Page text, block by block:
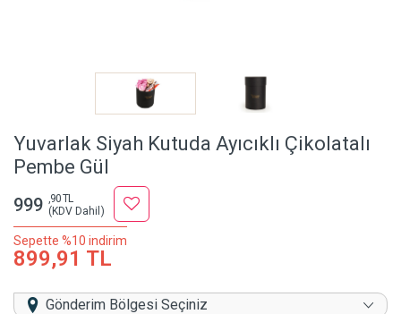
Yuvarlak Siyah Kutuda Ayıcıklı Çikolatalı
Pembe Gül
999 ,90 TL
(KDV Dahil)
Sepette %10 indirim
899,91 TL
Gönderim Bölgesi Seçiniz